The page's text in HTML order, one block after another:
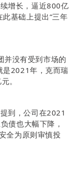
增长，逼近800亿
基础上提出“三年
并没有受到市场的
是2021年，克而瑞
。
到，公司在2021
债也大幅下降，
全为原则审慎投